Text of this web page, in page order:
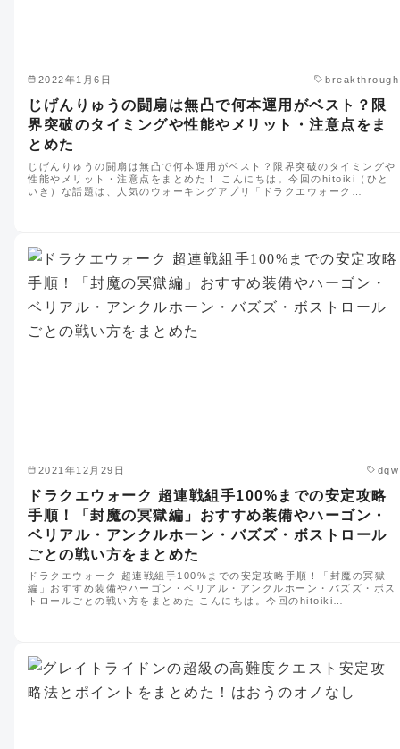
2022年1月6日 breakthrough
じげんりゅうの闘扇は無凸で何本運用がベスト？限
界突破のタイミングや性能やメリット・注意点をま
とめた
じげんりゅうの闘扇は無凸で何本運用がベスト？限界突破のタイミングや
性能やメリット・注意点をまとめた！ こんにちは。今回のhitoiki（ひと
いき）な話題は、人気のウォーキングアプリ「ドラクエウォーク…
2021年12月29日 dqw
ドラクエウォーク 超連戦組手100%までの安定攻略
手順！「封魔の冥獄編」おすすめ装備やハーゴン・
ベリアル・アンクルホーン・バズズ・ボストロール
ごとの戦い方をまとめた
ドラクエウォーク 超連戦組手100%までの安定攻略手順！「封魔の冥獄
編」おすすめ装備やハーゴン・ベリアル・アンクルホーン・バズズ・ボス
トロールごとの戦い方をまとめた こんにちは。今回のhitoiki…